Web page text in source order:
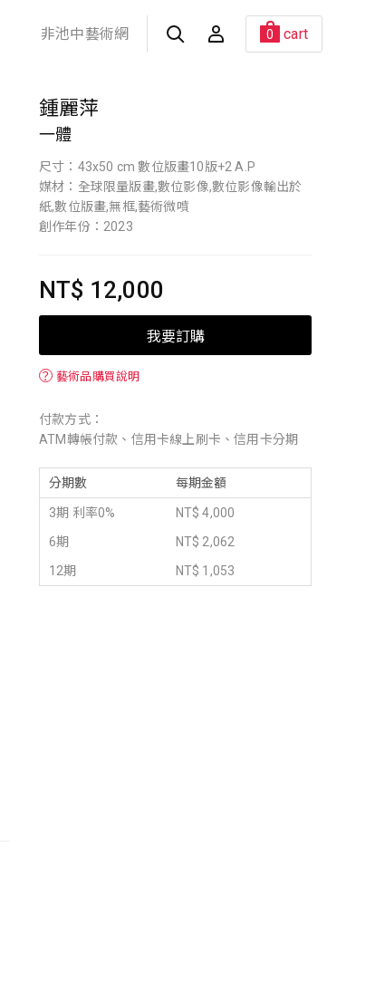
非池中藝術網 0 cart
鍾麗萍
一體
尺寸：43x50 cm 數位版畫10版+2 A.P
媒材：全球限量版畫,數位影像,數位影像輸出於
紙,數位版畫,無框,藝術微噴
創作年份：2023
NT$ 12,000
我要訂購
？ 藝術品購買說明
付款方式：
ATM轉帳付款、信用卡線上刷卡、信用卡分期
分期數 每期金額
3期 利率0%
NT$ 4,000
6期
NT$ 2,062
12期
NT$ 1,053